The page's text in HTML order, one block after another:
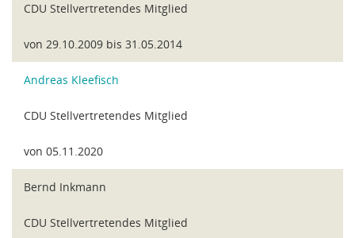
CDU Stellvertretendes Mitglied
von 29.10.2009 bis 31.05.2014
Andreas Kleefisch
CDU Stellvertretendes Mitglied
von 05.11.2020
Bernd Inkmann
CDU Stellvertretendes Mitglied